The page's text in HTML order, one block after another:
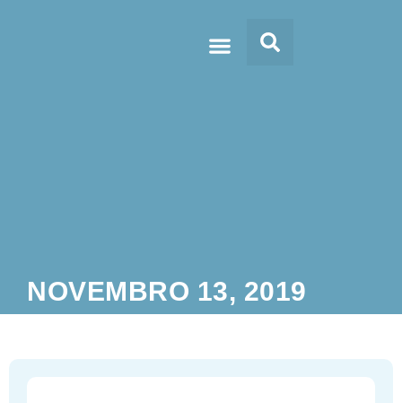
NOVEMBRO 13, 2019